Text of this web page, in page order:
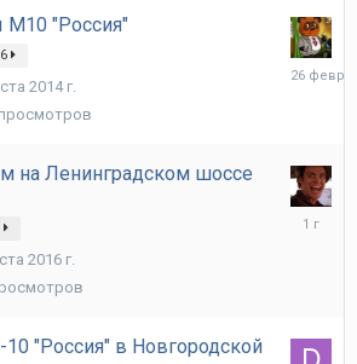
М10 "Россия"
2014 г.
просмотров
26
на Ленинградском шоссе
2016 г.
"Россия" в Новгородской